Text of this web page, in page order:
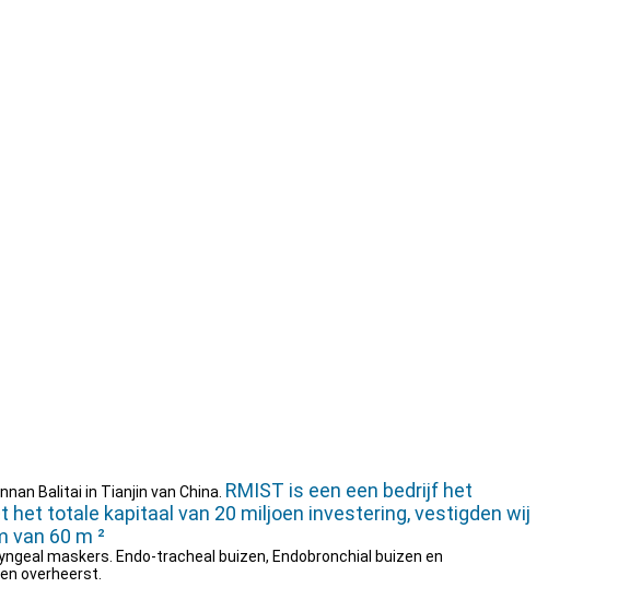
Balitai in Tianjin van China. RMIST is een een bedrijf het
het totale kapitaal van 20 miljoen investering, vestigden wij
van 60 m ²
maskers. Endo-tracheal buizen, Endobronchial buizen en
overheerst.